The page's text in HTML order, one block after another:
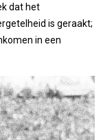
dat het
is geraakt;
in een